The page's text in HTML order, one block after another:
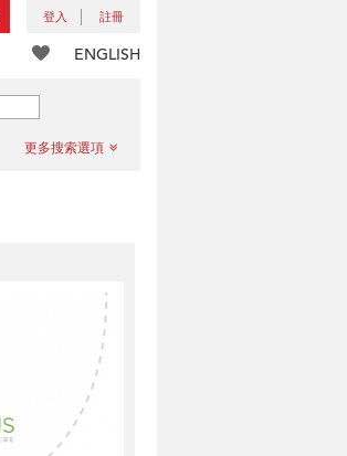
登入 註冊
ENGLISH
更多搜索選項